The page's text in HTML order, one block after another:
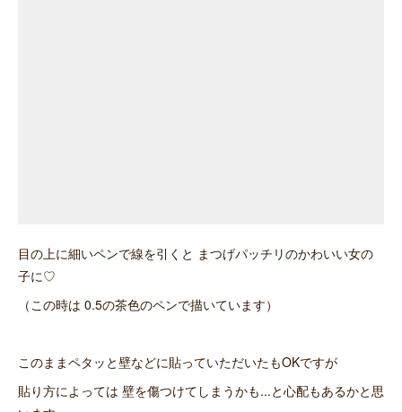
目の上に細いペンで線を引くと まつげパッチリのかわいい女の
子に♡
（この時は 0.5の茶色のペンで描いています）
このままペタッと壁などに貼っていただいたもOKですが
貼り方によっては 壁を傷つけてしまうかも...と心配もあるかと思